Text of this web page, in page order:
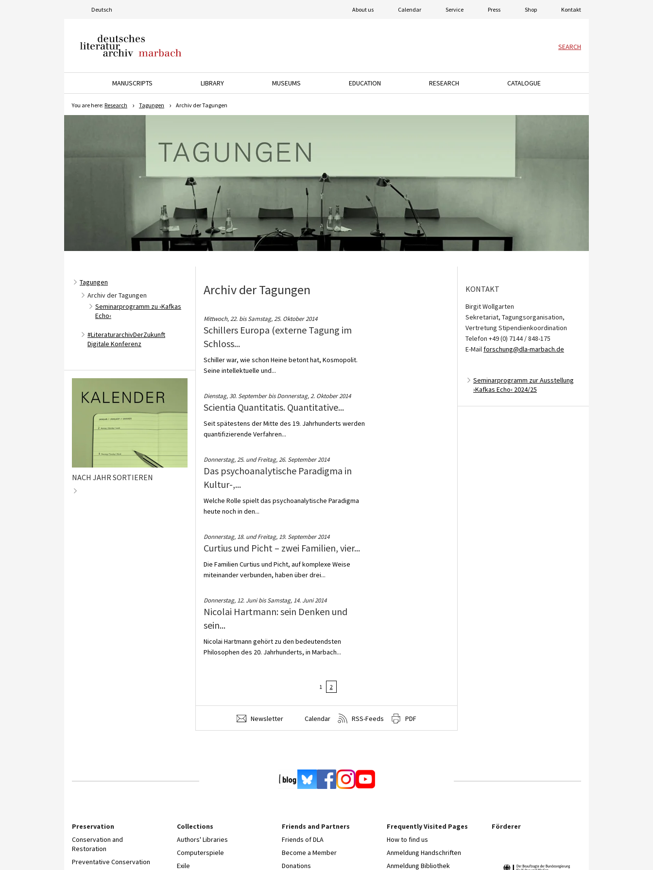
Deutsch About us Calendar Service Press Shop Kontakt
Marbach
SEARCH
MANUSCRIPTS
LIBRARY
MUSEUMS
EDUCATION
RESEARCH
CATALOGUE
You are here: Research Tagungen Archiv der Tagungen
Tagungen
Archiv der Tagungen
Seminarprogramm zu ›Kafkas
Echo‹
#LiteraturarchivDerZukunft
Digitale Konferenz
NACH JAHR SORTIEREN
Archiv der Tagungen
Mittwoch, 22. bis Samstag, 25. Oktober 2014
Schillers Europa (externe Tagung im
Schloss...
Schiller war, wie schon Heine betont hat, Kosmopolit.
Seine intellektuelle und...
Dienstag, 30. September bis Donnerstag, 2. Oktober 2014
Scientia Quantitatis. Quantitative...
Seit spätestens der Mitte des 19. Jahrhunderts werden
quantifizierende Verfahren...
Donnerstag, 25. und Freitag, 26. September 2014
Das psychoanalytische Paradigma in
Kultur-,...
Welche Rolle spielt das psychoanalytische Paradigma
heute noch in den...
Donnerstag, 18. und Freitag, 19. September 2014
Curtius und Picht – zwei Familien, vier...
Die Familien Curtius und Picht, auf komplexe Weise
miteinander verbunden, haben über drei...
Donnerstag, 12. Juni bis Samstag, 14. Juni 2014
Nicolai Hartmann: sein Denken und
sein...
Nicolai Hartmann gehört zu den bedeutendsten
Philosophen des 20. Jahrhunderts, in Marbach...
1 2
Newsletter Calendar RSS-Feeds PDF
KONTAKT
Birgit Wollgarten
Sekretariat, Tagungsorganisation,
Vertretung Stipendienkoordination
Telefon +49 (0) 7144 / 848-175
E-Mailforschung@dla-marbach.de
Seminarprogramm zur Ausstellung
›Kafkas Echo‹ 2024/25
Preservation
Conservation and
Restoration
Preventative Conservation
Collections
Authors' Libraries
Computerspiele
Exile
Friends and Partners
Friends of DLA
Become a Member
Donations
Frequently Visited Pages
How to find us
Anmeldung Handschriften
Anmeldung Bibliothek
Förderer